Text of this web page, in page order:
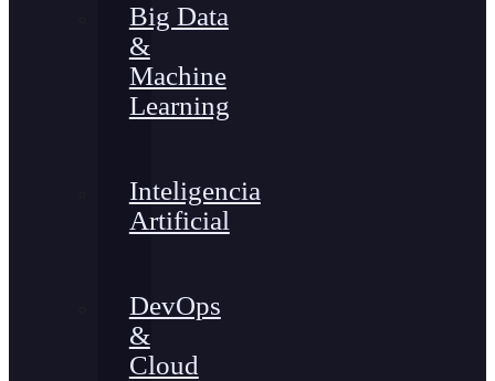
Big Data
&
Machine
Learning
Inteligencia
Artificial
DevOps
&
Cloud